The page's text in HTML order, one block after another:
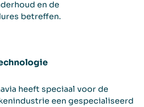
en de
betreffen.
heeft speciaal voor de
een gespecialiseerd